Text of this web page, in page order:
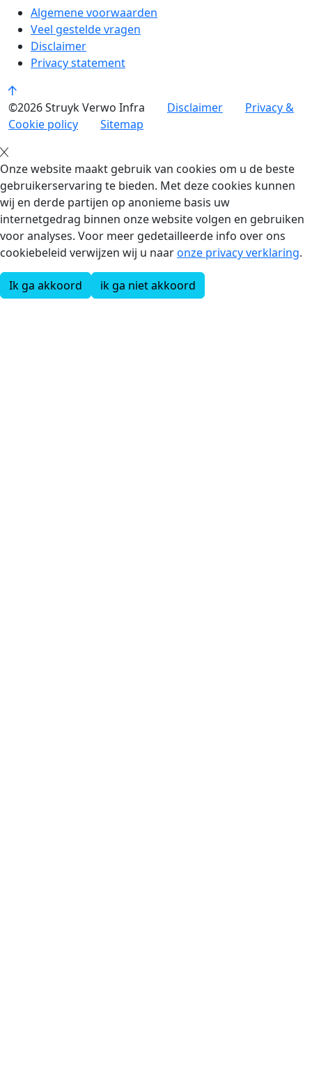
Algemene voorwaarden
Veel gestelde vragen
Disclaimer
Privacy statement
©2026 Struyk Verwo Infra Disclaimer
Privacy &
Cookie policy
Sitemap
Onze website maakt gebruik van cookies om u de beste
gebruikerservaring te bieden. Met deze cookies kunnen
wij en derde partijen op anonieme basis uw
internetgedrag binnen onze website volgen en gebruiken
voor analyses. Voor meer gedetailleerde info over ons
cookiebeleid verwijzen wij u naaronze privacy verklaring.
Ik ga akkoord ik ga niet akkoord